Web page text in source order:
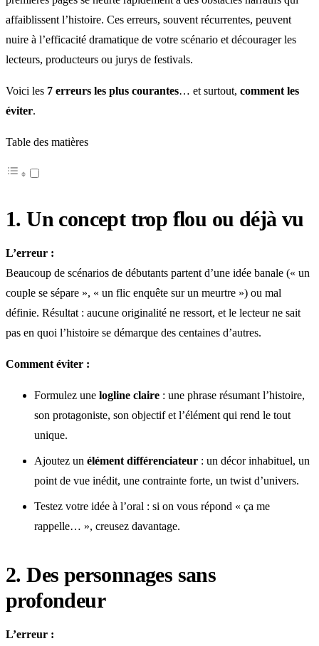
affaiblissent l’histoire. Ces erreurs, souvent récurrentes, peuvent
nuire à l’efficacité dramatique de votre scénario et décourager les
lecteurs, producteurs ou jurys de festivals.
Voici les 7 erreurs les plus courantes… et surtout, comment les
éviter.
Table des matières
1. Un concept trop flou ou déjà vu
L’erreur :
Beaucoup de scénarios de débutants partent d’une idée banale (« un
couple se sépare », « un flic enquête sur un meurtre ») ou mal
définie. Résultat : aucune originalité ne ressort, et le lecteur ne sait
pas en quoi l’histoire se démarque des centaines d’autres.
Comment éviter :
Formulez une logline claire : une phrase résumant l’histoire,
son protagoniste, son objectif et l’élément qui rend le tout
unique.
Ajoutez un élément différenciateur : un décor inhabituel, un
point de vue inédit, une contrainte forte, un twist d’univers.
Testez votre idée à l’oral : si on vous répond « ça me
rappelle… », creusez davantage.
2. Des personnages sans
profondeur
L’erreur :